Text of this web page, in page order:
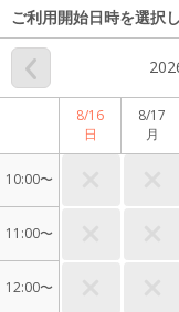
ご利用開始日時を選択
8/16
日
8/17
月
10:00〜
11:00〜
12:00〜